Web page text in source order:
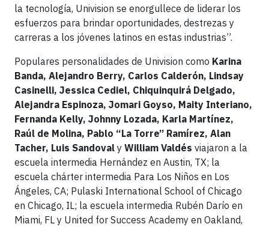
la tecnología, Univision se enorgullece de liderar los
esfuerzos para brindar oportunidades, destrezas y
carreras a los jóvenes latinos en estas industrias”.
Populares personalidades de Univision como Karina
Banda, Alejandro Berry, Carlos Calderón, Lindsay
Casinelli, Jessica Cediel, Chiquinquirá Delgado,
Alejandra Espinoza, Jomari Goyso, Maity Interiano,
Fernanda Kelly, Johnny Lozada, Karla Martínez,
Raúl de Molina, Pablo “La Torre” Ramírez, Alan
Tacher, Luis Sandoval y William Valdés viajaron a la
escuela intermedia Hernández en Austin, TX; la
escuela chárter intermedia Para Los Niños en Los
Ángeles, CA; Pulaski International School of Chicago
en Chicago, IL; la escuela intermedia Rubén Darío en
Miami, FL y United for Success Academy en Oakland,